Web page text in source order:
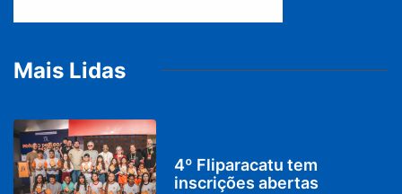
Mais Lidas
4º Fliparacatu tem
inscrições abertas